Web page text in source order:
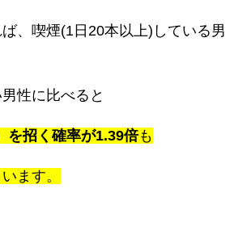
、喫煙(1日20本以上)している男
性に比べると
を招く確率が1.39倍も
ます。